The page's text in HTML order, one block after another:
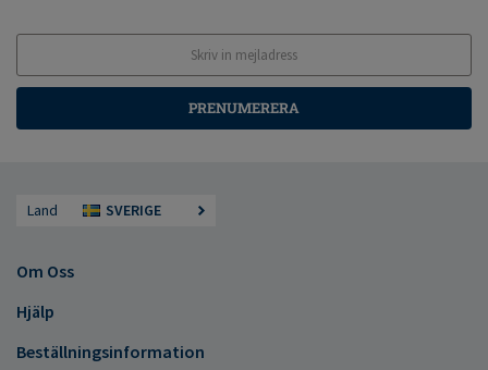
PRENUMERERA
Land SVERIGE
Om Oss
Hjälp
Beställningsinformation